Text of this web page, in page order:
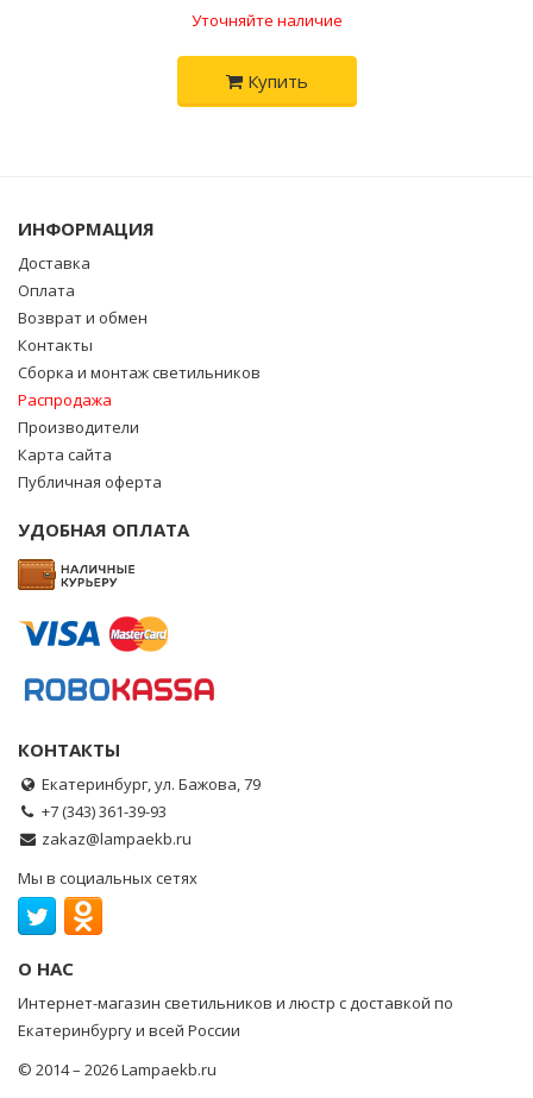
Уточняйте наличие
Купить
ИНФОРМАЦИЯ
Доставка
Оплата
Возврат и обмен
Контакты
Сборка и монтаж светильников
Распродажа
Производители
Карта сайта
Публичная оферта
УДОБНАЯ ОПЛАТА
КОНТАКТЫ
Екатеринбург, ул. Бажова, 79
+7 (343) 361-39-93
zakaz@lampaekb.ru
Мы в социальных сетях
О НАС
Интернет-магазин светильников и люстр с доставкой по
Екатеринбургу и всей России
© 2014 – 2026 Lampaekb.ru